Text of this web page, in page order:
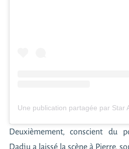
Deuxièmement, conscient du
Dadju a laissé la scène à Pierre,